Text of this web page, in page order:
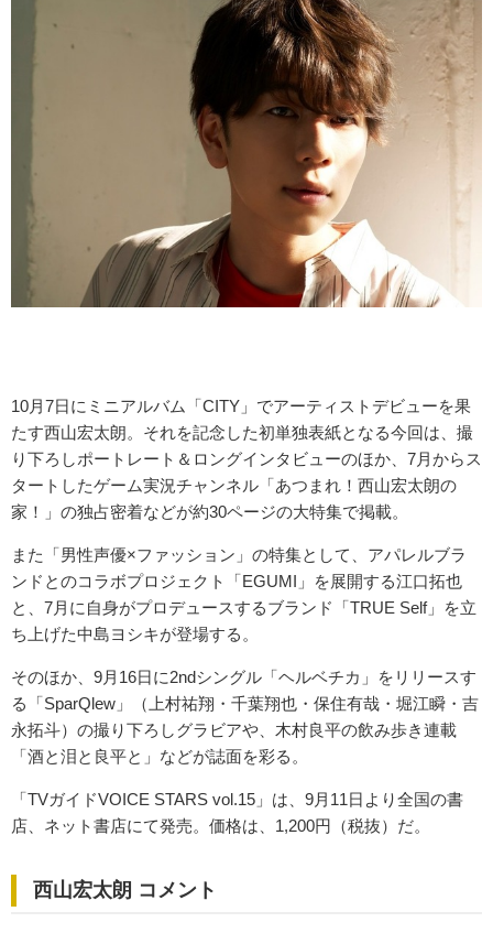
10月7日にミニアルバム「CITY」でアーティストデビューを果
たす西山宏太朗。それを記念した初単独表紙となる今回は、撮
り下ろしポートレート＆ロングインタビューのほか、7月からス
タートしたゲーム実況チャンネル「あつまれ！西山宏太朗の
家！」の独占密着などが約30ページの大特集で掲載。
また「男性声優×ファッション」の特集として、アパレルブラ
ンドとのコラボプロジェクト「EGUMI」を展開する江口拓也
と、7月に自身がプロデュースするブランド「TRUE Self」を立
ち上げた中島ヨシキが登場する。
そのほか、9月16日に2ndシングル「ヘルベチカ」をリリースす
る「SparQlew」（上村祐翔・千葉翔也・保住有哉・堀江瞬・吉
永拓斗）の撮り下ろしグラビアや、木村良平の飲み歩き連載
「酒と泪と良平と」などが誌面を彩る。
「TVガイドVOICE STARS vol.15」は、9月11日より全国の書
店、ネット書店にて発売。価格は、1,200円（税抜）だ。
西山宏太朗 コメント